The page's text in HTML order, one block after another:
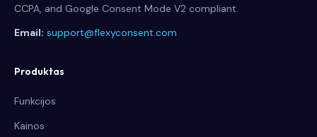
CCPA, and Google Consent Mode V2 compliant.
Email: support@flexyconsent.com
Produktas
Funkcijos
Kainos